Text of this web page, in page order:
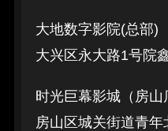
大地数字影院(总部)
大兴区永大路1号院
时光巨幕影城（房山
房山区城关街道青